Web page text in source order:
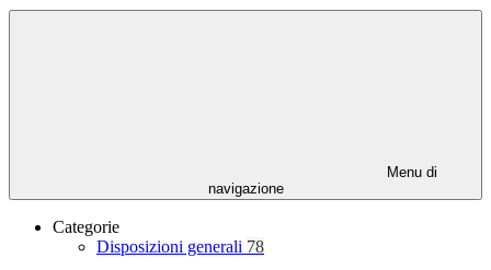
Menu di
navigazione
Categorie
Disposizioni generali 78